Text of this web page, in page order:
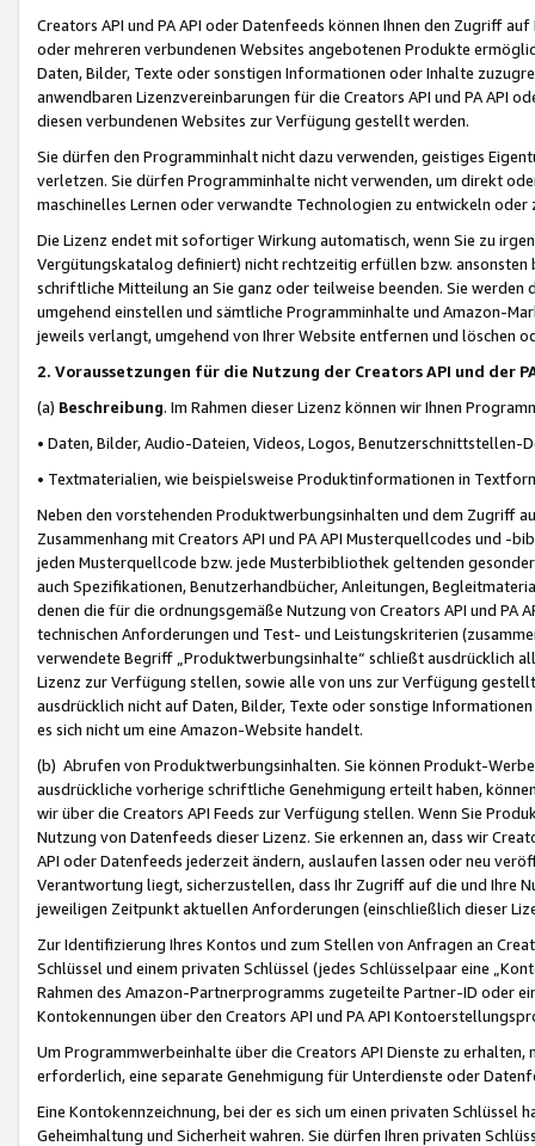
Creators API und PA API oder Datenfeeds können Ihnen den Zugriff
oder mehreren verbundenen Websites angebotenen Produkte
Daten, Bilder, Texte oder sonstigen Informationen oder Inhalte
anwendbaren Lizenzvereinbarungen für die Creators API und PA API
diesen verbundenen Websites zur Verfügung gestellt werden.
Sie dürfen den Programminhalt nicht dazu verwenden, geistiges
verletzen. Sie dürfen Programminhalte nicht verwenden, um direkt
maschinelles Lernen oder verwandte Technologien zu entwickeln
Die Lizenz endet mit sofortiger Wirkung automatisch, wenn Sie zu
Vergütungskatalog definiert) nicht rechtzeitig erfüllen bzw. ansonsten
schriftliche Mitteilung an Sie ganz oder teilweise beenden. Sie werden
umgehend einstellen und sämtliche Programminhalte und Amazon-
jeweils verlangt, umgehend von Ihrer Website entfernen und löschen
2. Voraussetzungen für die Nutzung der Creators API und der
(a) Beschreibung. Im Rahmen dieser Lizenz können wir Ihnen
• Daten, Bilder, Audio-Dateien, Videos, Logos, Benutzerschnittstellen-
• Textmaterialien, wie beispielsweise Produktinformationen in
Neben den vorstehenden Produktwerbungsinhalten und dem Zugriff
Zusammenhang mit Creators API und PA API Musterquellcodes und
jeden Musterquellcode bzw. jede Musterbibliothek geltenden
auch Spezifikationen, Benutzerhandbücher, Anleitungen,
denen die für die ordnungsgemäße Nutzung von Creators API und PA
technischen Anforderungen und Test- und Leistungskriterien
verwendete Begriff „Produktwerbungsinhalte“ schließt ausdrücklich
Lizenz zur Verfügung stellen, sowie alle von uns zur Verfügung
ausdrücklich nicht auf Daten, Bilder, Texte oder sonstige
es sich nicht um eine Amazon-Website handelt.
(b) Abrufen von Produktwerbungsinhalten. Sie können Produkt-
ausdrückliche vorherige schriftliche Genehmigung erteilt haben,
wir über die Creators API Feeds zur Verfügung stellen. Wenn Sie
Nutzung von Datenfeeds dieser Lizenz. Sie erkennen an, dass wir
API oder Datenfeeds jederzeit ändern, auslaufen lassen oder neu
Verantwortung liegt, sicherzustellen, dass Ihr Zugriff auf die und Ihre
jeweiligen Zeitpunkt aktuellen Anforderungen (einschließlich dieser
Zur Identifizierung Ihres Kontos und zum Stellen von Anfragen an
Schlüssel und einem privaten Schlüssel (jedes Schlüsselpaar eine
Rahmen des Amazon-Partnerprogramms zugeteilte Partner-ID oder
Kontokennungen über den Creators API und PA API
Um Programmwerbeinhalte über die Creators API Dienste zu
erforderlich, eine separate Genehmigung für Unterdienste oder
Eine Kontokennzeichnung, bei der es sich um einen privaten
Geheimhaltung und Sicherheit wahren. Sie dürfen Ihren privaten